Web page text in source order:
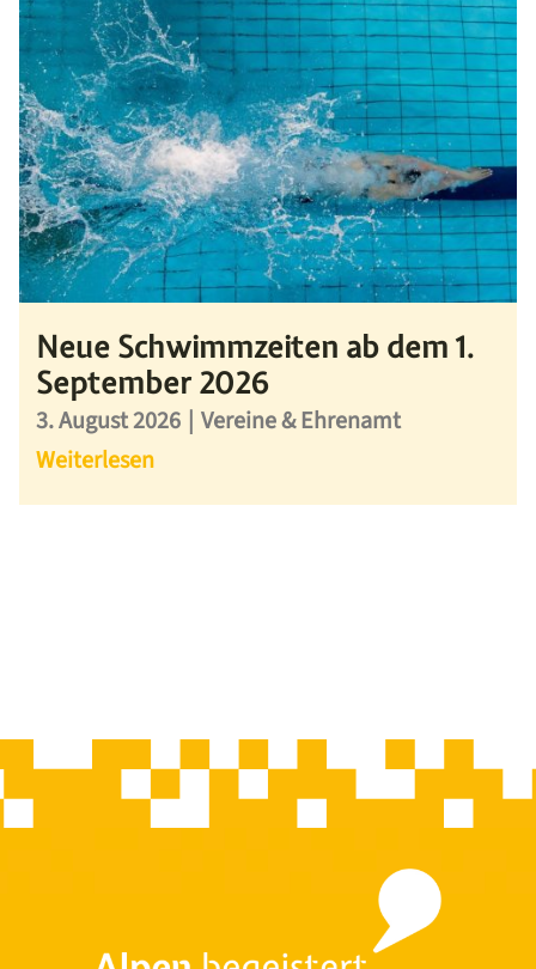
Neue Schwimmzeiten ab dem 1.
September 2026
3. August 2026 | Vereine & Ehrenamt
Weiterlesen